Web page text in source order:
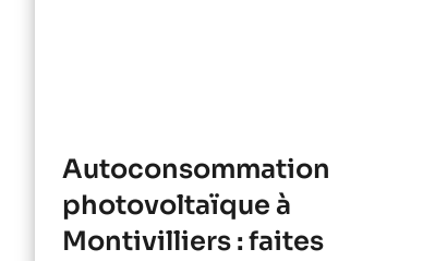
Autoconsommation
photovoltaïque à
Montivilliers : faites